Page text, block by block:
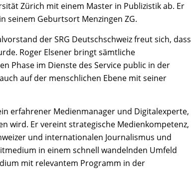
Zürich mit einem Master in Publizistik ab. Er
seinem Geburtsort Menzingen ZG.
der SRG Deutschschweiz freut sich, dass
Roger Elsener bringt sämtliche
Phase im Dienste des Service public in der
auf der menschlichen Ebene mit seiner
erfahrener Medienmanager und Digitalexperte,
wird. Er vereint strategische Medienkompetenz,
und internationalen Journalismus und
in einem schnell wandelnden Umfeld
mit relevantem Programm in der